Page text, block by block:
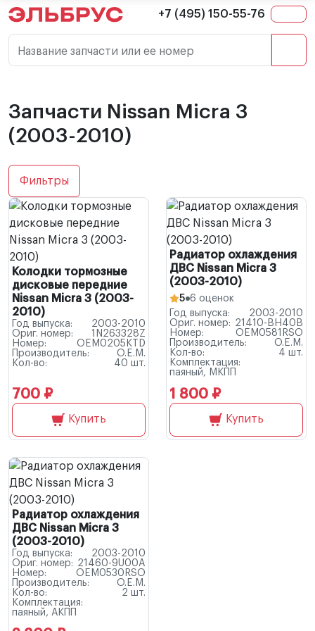
+7 (495) 150-55-76
Название запчасти или ее номер
Запчасти Nissan Micra 3
(2003-2010)
Фильтры
Колодки тормозные
дисковые передние
Nissan Micra 3 (2003-
2010)
Год выпуска:
2003-2010
Ориг. номер:
1N263328Z
Номер:
OEM0205KTD
Производитель:
O.E.M.
Кол-во:
40 шт.
700 ₽
Купить
Радиатор охлаждения
ДВС Nissan Micra 3
(2003-2010)
5 6 оценок
Год выпуска:
2003-2010
Ориг. номер: 21410-BH40B
Номер:
OEM0581RSO
Производитель:
O.E.M.
Кол-во:
4 шт.
Комплектация:
паяный, МКПП
1 800 ₽
Купить
Радиатор охлаждения
ДВС Nissan Micra 3
(2003-2010)
Год выпуска:
2003-2010
Ориг. номер: 21460-9U00A
Номер:
OEM0530RSO
Производитель:
O.E.M.
Кол-во:
2 шт.
Комплектация:
паяный, АКПП